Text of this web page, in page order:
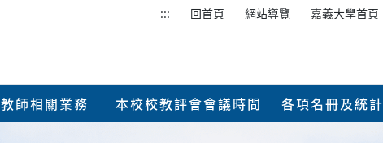
::: 回首頁 網站導覽 嘉義大學首頁
教師相關業務 本校校教評會會議時間 各項名冊及統計